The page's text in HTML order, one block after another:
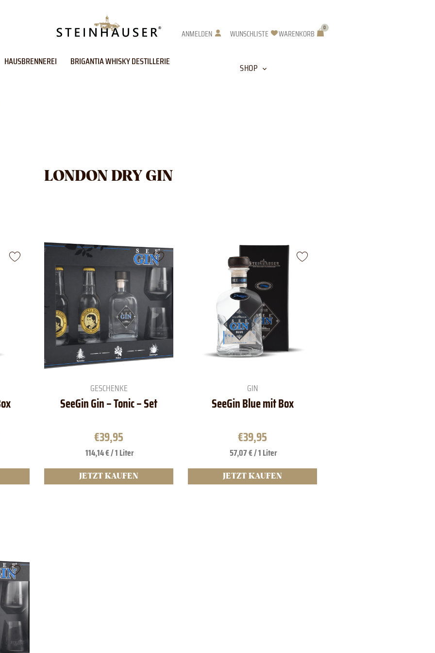
ANMELDEN WUNSCHLISTE WARENKORB
0
Warenkorb
HAUSBRENNEREI
BRIGANTIA WHISKY DESTILLERIE
SHOP
LONDON DRY GIN
GESCHENKE
SeeGin Gin – Tonic – Set
€39,95
114,14 € / 1 Liter
JETZT KAUFEN
GIN
SeeGin Blue mit Box
€39,95
57,07 € / 1 Liter
JETZT KAUFEN